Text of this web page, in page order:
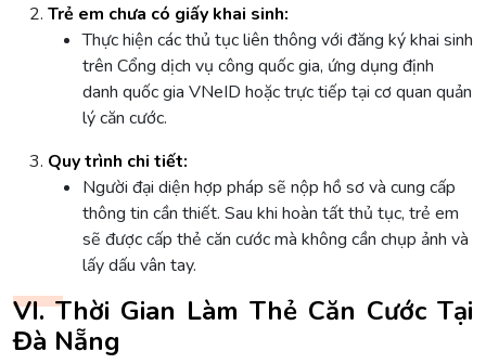
Trẻ em chưa có giấy khai sinh:
Thực hiện các thủ tục liên thông với đăng ký khai sinh
trên Cổng dịch vụ công quốc gia, ứng dụng định
danh quốc gia VNeID hoặc trực tiếp tại cơ quan quản
lý căn cước.
Quy trình chi tiết:
Người đại diện hợp pháp sẽ nộp hồ sơ và cung cấp
thông tin cần thiết. Sau khi hoàn tất thủ tục, trẻ em
sẽ được cấp thẻ căn cước mà không cần chụp ảnh và
lấy dấu vân tay.
VI. Thời Gian Làm Thẻ Căn Cước Tại
Đà Nẵng